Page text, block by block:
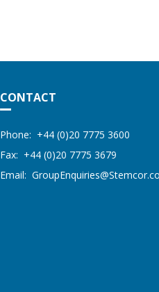
CONTACT
STEMCOR
Phone: +44 (0)20 7775 3600
Fax: +44 (0)20 7775 3679
Email: